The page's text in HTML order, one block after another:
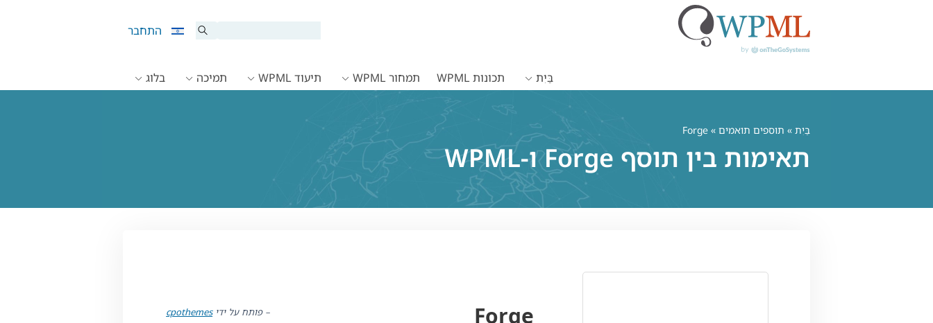
התחבר
בַּיִת תכונות WPML תמחור WPML תיעוד WPML תמיכה בלוג
בַּיִת » תוספים תואמים » Forge
תאימות בין תוסף Forge ו-WPML
Forge – פותח על ידיcpothemes